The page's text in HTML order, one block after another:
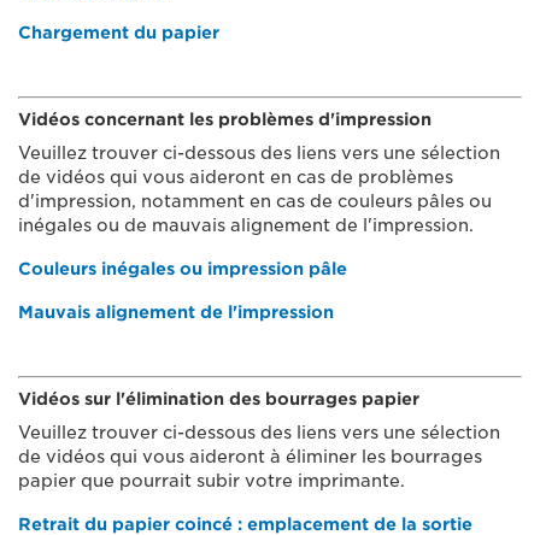
Chargement du papier
Vidéos concernant les problèmes d'impression
Veuillez trouver ci-dessous des liens vers une sélection
de vidéos qui vous aideront en cas de problèmes
d'impression, notamment en cas de couleurs pâles ou
inégales ou de mauvais alignement de l'impression.
Couleurs inégales ou impression pâle
Mauvais alignement de l'impression
Vidéos sur l'élimination des bourrages papier
Veuillez trouver ci-dessous des liens vers une sélection
de vidéos qui vous aideront à éliminer les bourrages
papier que pourrait subir votre imprimante.
Retrait du papier coincé : emplacement de la sortie